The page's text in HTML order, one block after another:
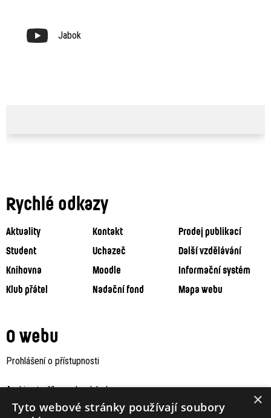
Jabok
Rychlé odkazy
Aktuality Kontakt
Prodej publikací
Student
Uchazeč
Další vzdělávání
Knihovna
Moodle
Informační systém
Klub přátel
Nadační fond Mapa webu
O webu
Prohlášení o přístupnosti
Archiv staršího webu Jaboku ×
Tyto webové stránky používají soubory